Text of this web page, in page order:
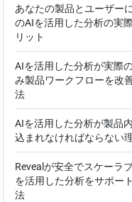
あなたの製品とユーザー
のAIを活用した分析の実
リット
AIを活用した分析が実際
み製品ワークフローを改
法
AIを活用した分析が製品
込まれなければならない
Revealが安全でスケーラ
を活用した分析をサポー
法